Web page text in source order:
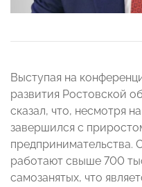
Выступая на
развития Ростовской
сказал, что, несмотря
завершился с
предпринимательства.
работают свыше 700
самозанятых, что